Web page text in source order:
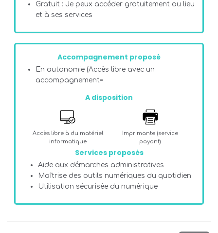
Gratuit : Je peux accéder gratuitement au lieu
et à ses services
Accompagnement proposé
En autonomie (Accès libre avec un
accompagnement=
A disposition
Accès libre à du matériel
informatique
Imprimante (service
payant)
Services proposés
Aide aux démarches administratives
Maîtrise des outils numériques du quotidien
Utilisation sécurisée du numérique